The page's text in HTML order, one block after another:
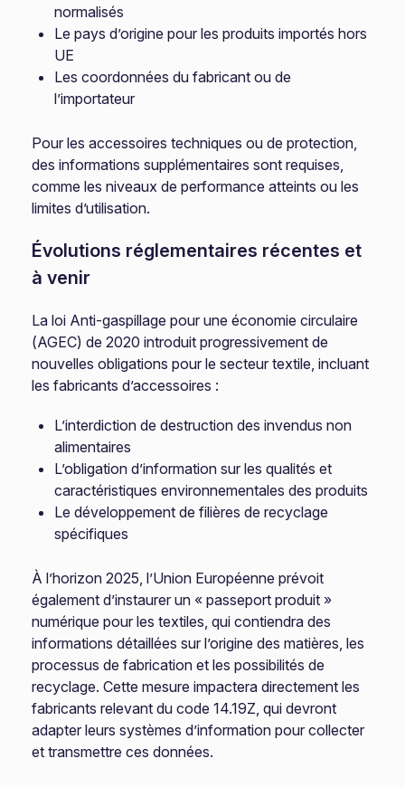
normalisés
Le pays d’origine pour les produits importés hors
UE
Les coordonnées du fabricant ou de
l’importateur
Pour les accessoires techniques ou de protection,
des informations supplémentaires sont requises,
comme les niveaux de performance atteints ou les
limites d’utilisation.
Évolutions réglementaires récentes et
à venir
La loi Anti-gaspillage pour une économie circulaire
(AGEC) de 2020 introduit progressivement de
nouvelles obligations pour le secteur textile, incluant
les fabricants d’accessoires :
L’interdiction de destruction des invendus non
alimentaires
L’obligation d’information sur les qualités et
caractéristiques environnementales des produits
Le développement de filières de recyclage
spécifiques
À l’horizon 2025, l’Union Européenne prévoit
également d’instaurer un « passeport produit »
numérique pour les textiles, qui contiendra des
informations détaillées sur l’origine des matières, les
processus de fabrication et les possibilités de
recyclage. Cette mesure impactera directement les
fabricants relevant du code 14.19Z, qui devront
adapter leurs systèmes d’information pour collecter
et transmettre ces données.